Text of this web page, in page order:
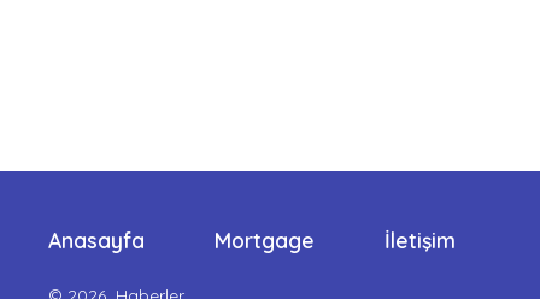
Anasayfa Mortgage İletişim